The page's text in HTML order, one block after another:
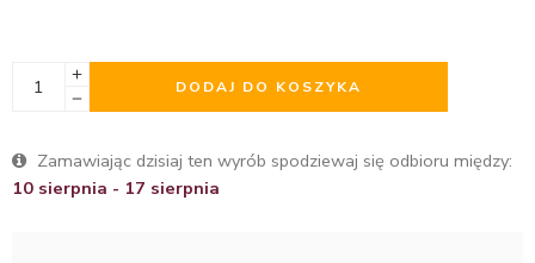
DODAJ DO KOSZYKA
Zamawiając dzisiaj ten wyrób spodziewaj się odbioru między:
10 sierpnia - 17 sierpnia